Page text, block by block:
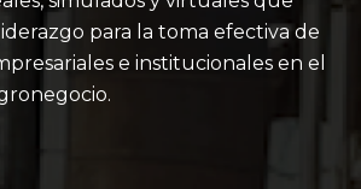
para la toma efectiva de
e institucionales en el